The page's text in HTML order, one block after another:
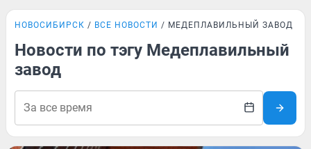
НОВОСИБИРСК ВСЕ НОВОСТИ МЕДЕПЛАВИЛЬНЫЙ ЗАВОД
Новости по тэгу Медеплавильный
завод